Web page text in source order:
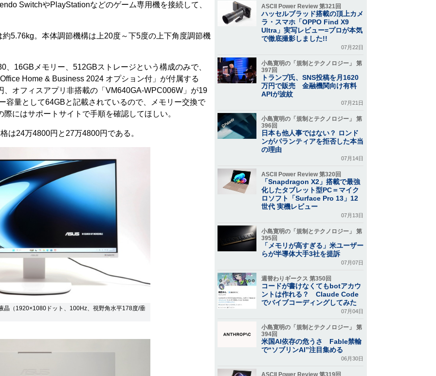
SwitchやPlayStationなどのゲーム専用機を接続して、
5.76kg。本体調節機構は上20度～下5度の上下角度調節機
16GBメモリー、512GBストレージという構成のみで、
Home & Business 2024 オプション付」が付属する
オフィスアプリ非搭載の「VM640GA-WPC006W」が19
容量として64GBと記載されているので、メモリー交換で
にはサポートサイトで手順を確認してほしい。
24万4800円と27万4800円である。
晶（1920×1080ドット、100Hz、視野角水平178度/垂
ASCII Power Review 第321回
ハッセルブラッド搭載の頂上カメ
ラ・スマホ「OPPO Find X9
Ultra」実写レビュー=プロが本気
で徹底撮影しました!!
07月22日
小島寛明の「規制とテクノロジー」 第
397回
トランプ氏、SNS投稿を月1620
万円で販売 金融機関向け有料
APIが波紋
07月21日
小島寛明の「規制とテクノロジー」 第
396回
日本も他人事ではない？ ロンド
ンがパランティアを拒否した本当
の理由
07月14日
ASCII Power Review 第320回
「Snapdragon X2」搭載で最強
化したタブレット型PC＝マイク
ロソフト「Surface Pro 13」12
世代 実機レビュー
07月13日
小島寛明の「規制とテクノロジー」 第
395回
「メモリが高すぎる」米ユーザー
らが半導体大手3社を提訴
07月07日
週替わりギークス 第350回
コードが書けなくてもbotアカウ
ントは作れる？ Claude Code
でバイブコーディングしてみた
07月04日
小島寛明の「規制とテクノロジー」 第
394回
米国AI依存の危うさ Fable禁輸
で“ソブリンAI”注目集める
06月30日
ASCII Power Review 第319回